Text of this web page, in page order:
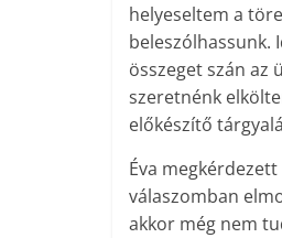
helyeseltem a
beleszólhassunk.
összeget szán
szeretnénk
előkészítő
Éva
válaszomban
akkor még nem